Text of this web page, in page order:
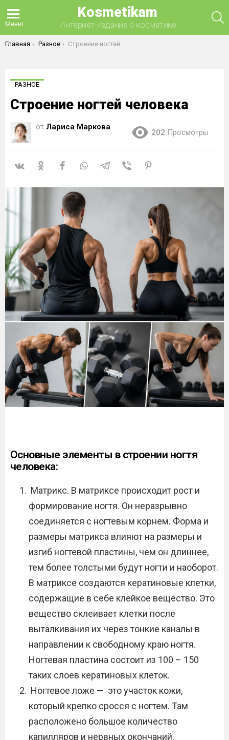
Меню
Kosmetikam
Интернет-издание о косметике
Вы здесь:
Главная Разное Строение ногтей человека
РАЗНОЕ
Строение ногтей человека
от Лариса Маркова
202 Просмотры
Основные элементы в строении ногтя
человека:
Матрикс. В матриксе происходит рост и
формирование ногтя. Он неразрывно
соединяется с ногтевым корнем. Форма и
размеры матрикса влияют на размеры и
изгиб ногтевой пластины, чем он длиннее,
тем более толстыми будут ногти и наоборот.
В матриксе создаются кератиновые клетки,
содержащие в себе клейкое вещество. Это
вещество склеивает клетки после
выталкивания их через тонкие каналы в
направлении к свободному краю ногтя.
Ногтевая пластина состоит из 100 – 150
таких слоев кератиновых клеток.
Ногтевое ложе — это участок кожи,
который крепко сросся с ногтем. Там
расположено большое количество
капилляров и нервных окончаний.